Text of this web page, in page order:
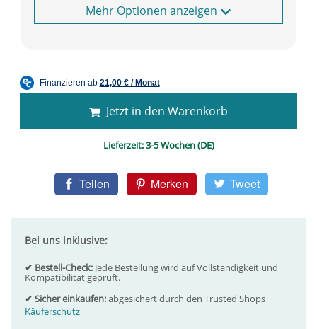
Optionen anzeigen
Jetzt in den Warenkorb
Lieferzeit:3-5 Wochen (DE)
Teilen Merken Tweet
Bei uns inklusive:
✔ Bestell-Check: Jede Bestellung wird auf Vollständigkeit und
Kompatibilität geprüft.
✔ Sicher einkaufen:abgesichert durch den Trusted Shops
Käuferschutz